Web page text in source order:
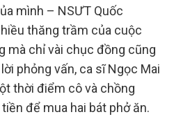
mình – NSƯT Quốc
thăng trầm của cuộc
mà chỉ vài chục đồng cũng
phỏng vấn, ca sĩ Ngọc Mai
thời điểm cô và chồng
để mua hai bát phở ăn.